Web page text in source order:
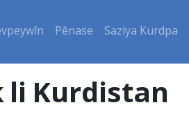
Pênase Saziya Kurdpa
Kurdistan